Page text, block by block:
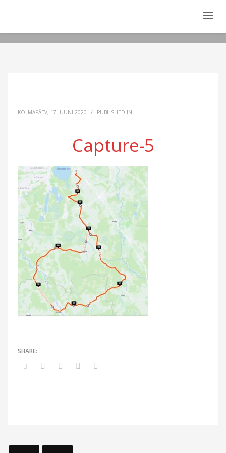
KOLMAPÄEV, 17 JUUNI 2020 / PUBLISHED IN
Capture-5